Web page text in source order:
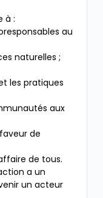
à :
au
naturelles ;
les pratiques
aux
de
de tous.
a un
un acteur